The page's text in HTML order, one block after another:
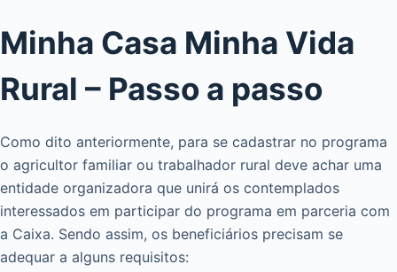
Minha Casa Minha Vida
Rural – Passo a passo
Como dito anteriormente, para se cadastrar no programa
o agricultor familiar ou trabalhador rural deve achar uma
entidade organizadora que unirá os contemplados
interessados em participar do programa em parceria com
a Caixa. Sendo assim, os beneficiários precisam se
adequar a alguns requisitos: